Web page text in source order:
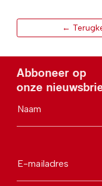
←
Abboneer op
onze
Naam
E-mailadres